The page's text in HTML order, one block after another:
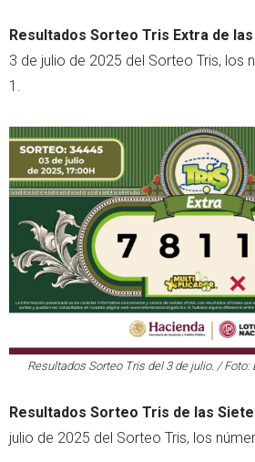
Resultados Sorteo Tris Extra de
3 de julio de 2025 del Sorteo Tris, los
1.
Resultados Sorteo Tris del 3 de julio. / Foto:
Resultados Sorteo Tris de las Siete
julio de 2025 del Sorteo Tris, los